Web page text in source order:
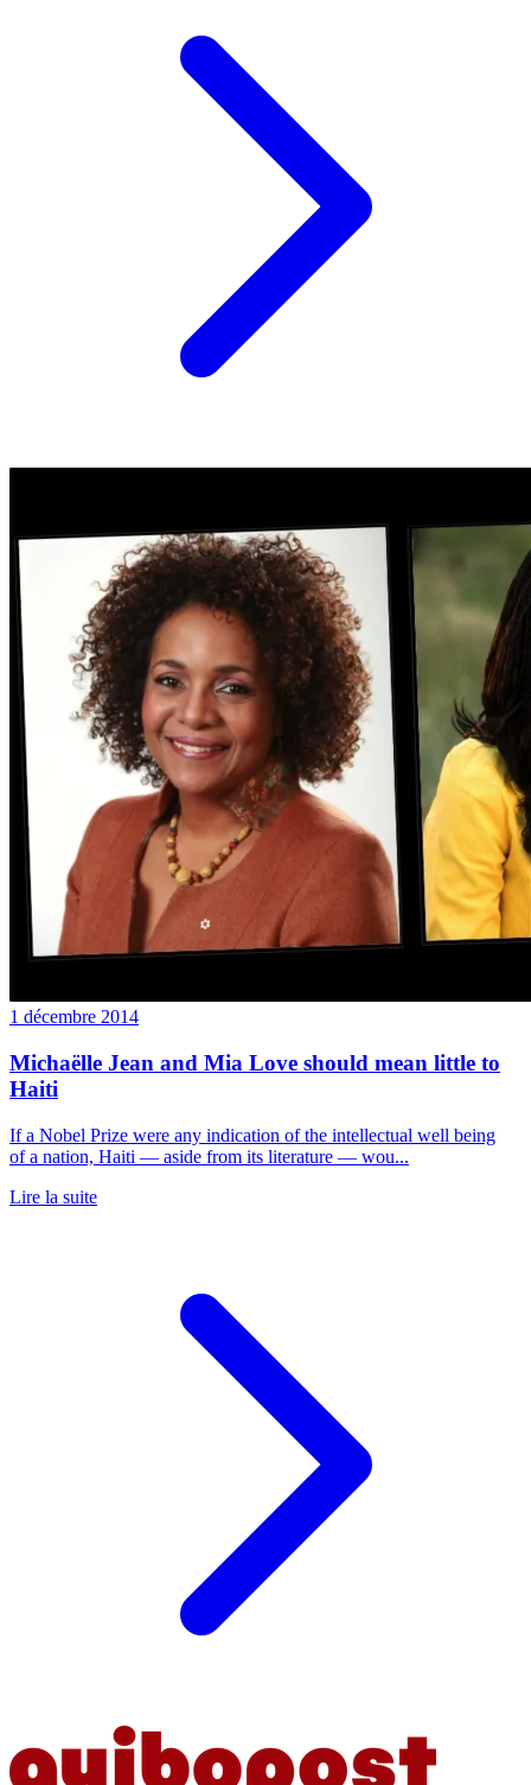
1 décembre 2014
Michaëlle Jean and Mia Love should mean little to
Haiti
If a Nobel Prize were any indication of the intellectual well being
of a nation, Haiti — aside from its literature — wou...
Lire la suite